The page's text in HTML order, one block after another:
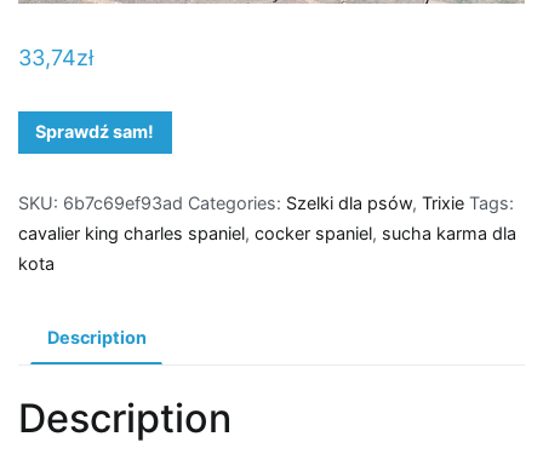
33,74zł
Sprawdź sam!
SKU: 6b7c69ef93ad Categories: Szelki dla psów, Trixie Tags:
cavalier king charles spaniel, cocker spaniel, sucha karma dla
kota
Description
Description